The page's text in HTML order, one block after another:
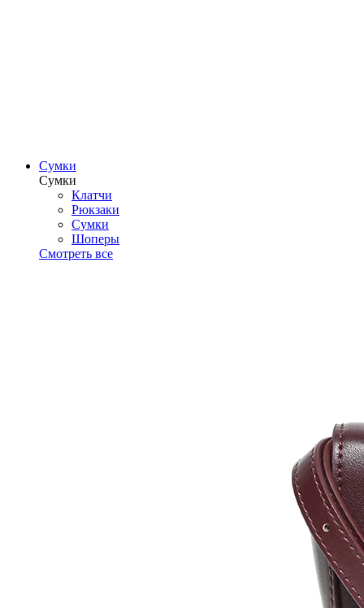
Сумки
Сумки
Клатчи
Рюкзаки
Сумки
Шоперы
Смотреть все